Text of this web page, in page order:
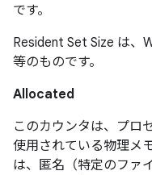
です。
Resident Set Size は、
等のものです。
Allocated
このカウンタは、プロ
使用されている物理メ
は、匿名（特定のファ